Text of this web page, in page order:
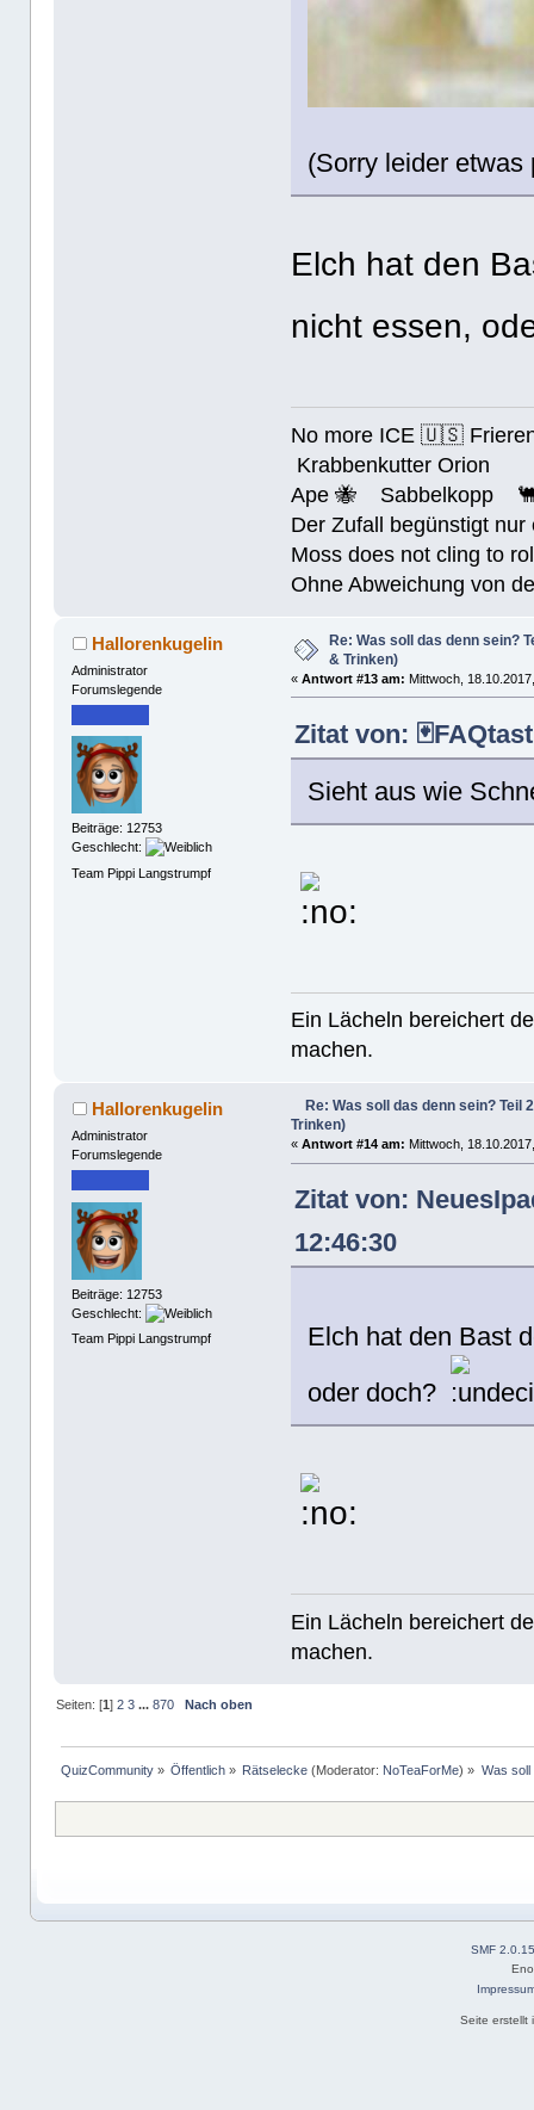
(Sorry leider etwas
Elch hat den
nicht essen,
No more ICE 🇺🇸
Krabbenkutter Orion
Ape 🐝 Sabbelkopp
Der Zufall begünstigt
Moss does not cling to
Ohne Abweichung von
Hallorenkugelin
Administrator
Forumslegende
Beiträge: 12753
Geschlecht:
Team Pippi Langstrumpf
Re: Was soll das denn sein?
& Trinken)
«Antwort #13 am: Mittwoch,
Zitat von:
Sieht aus wie
Ein Lächeln bereichert
machen.
Hallorenkugelin
Administrator
Forumslegende
Beiträge: 12753
Geschlecht:
Team Pippi Langstrumpf
Re: Was soll das denn sein? Teil
Trinken)
«Antwort #14 am: Mittwoch,
Zitat von:
12:46:30
Elch hat den Bast
oder doch?
Ein Lächeln bereichert
machen.
Seiten: [1] 2 3 ... 870 Nach oben
QuizCommunity» Öffentlich » Rätselecke (Moderator: NoTeaForMe) » Was soll
SMF 2.0.15
Seite erstellt